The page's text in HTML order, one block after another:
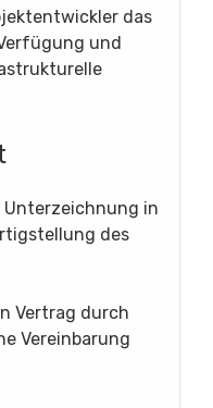
das
und
Unterzeichnung in
des
Vertrag durch
Vereinbarung